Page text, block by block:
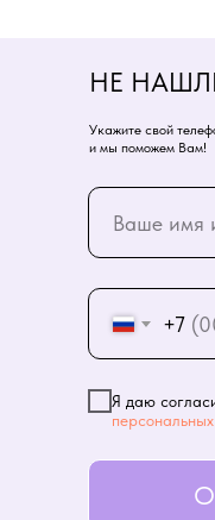
+7
Я даю
НЕ
Укажите свой
и мы поможем Вам!